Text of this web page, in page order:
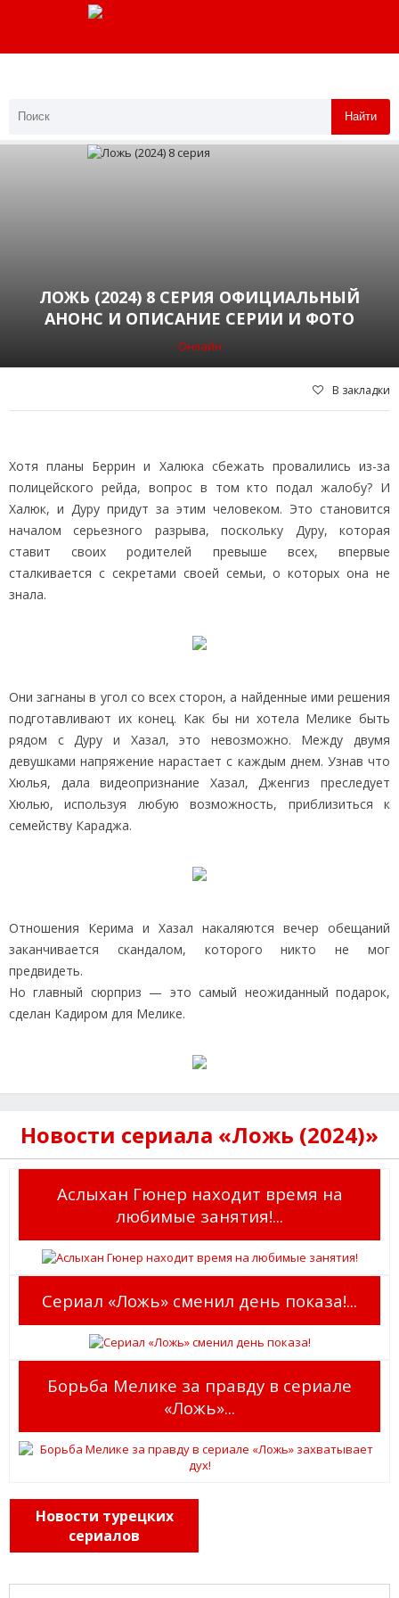
Найти
ЛОЖЬ (2024) 8 СЕРИЯ ОФИЦИАЛЬНЫЙ
АНОНС И ОПИСАНИЕ СЕРИИ И ФОТО
Онлайн
В закладки
Хотя планы Беррин и Халюка сбежать провалились из-за
полицейского рейда, вопрос в том кто подал жалобу? И
Халюк, и Дуру придут за этим человеком. Это становится
началом серьезного разрыва, поскольку Дуру, которая
ставит своих родителей превыше всех, впервые
сталкивается с секретами своей семьи, о которых она не
знала.
Они загнаны в угол со всех сторон, а найденные ими решения
подготавливают их конец. Как бы ни хотела Мелике быть
рядом с Дуру и Хазал, это невозможно. Между двумя
девушками напряжение нарастает с каждым днем. Узнав что
Хюлья, дала видеопризнание Хазал, Дженгиз преследует
Хюлью, используя любую возможность, приблизиться к
семейству Караджа.
Отношения Керима и Хазал накаляются вечер обещаний
заканчивается скандалом, которого никто не мог
предвидеть.
Но главный сюрприз — это самый неожиданный подарок,
сделан Кадиром для Мелике.
Новости сериала «Ложь (2024)»
Аслыхан Гюнер находит время на
любимые занятия!...
Сериал «Ложь» сменил день показа!...
Борьба Мелике за правду в сериале
«Ложь»...
Новости турецких
сериалов